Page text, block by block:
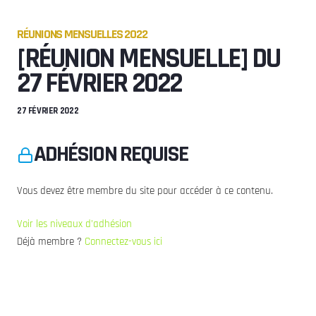
RÉUNIONS MENSUELLES 2022
[RÉUNION MENSUELLE] DU
27 FÉVRIER 2022
27 FÉVRIER 2022
ADHÉSION REQUISE
Vous devez être membre du site pour accéder à ce contenu.
Voir les niveaux d’adhésion
Déjà membre ? Connectez-vous ici